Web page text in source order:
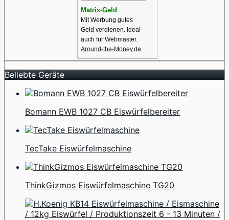
Matrix-Geld
Mit Werbung gutes
Geld verdienen. Ideal
auch für Webmaster.
Around-the-Money.de
Beliebte Geräte
Bomann EWB 1027 CB Eiswürfelbereiter
TecTake Eiswürfelmaschine
ThinkGizmos Eiswürfelmaschine TG20